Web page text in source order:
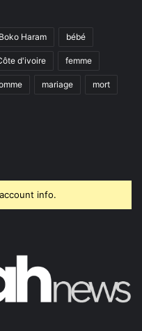
Boko Haram bébé
d'ivoire femme
mariage mort
info.